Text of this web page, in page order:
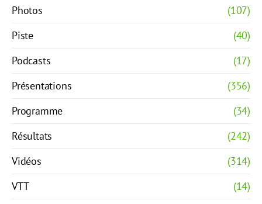
Photos
(107)
Piste
(40)
Podcasts
(17)
Présentations
(356)
Programme
(34)
Résultats
(242)
Vidéos
(314)
VTT
(14)